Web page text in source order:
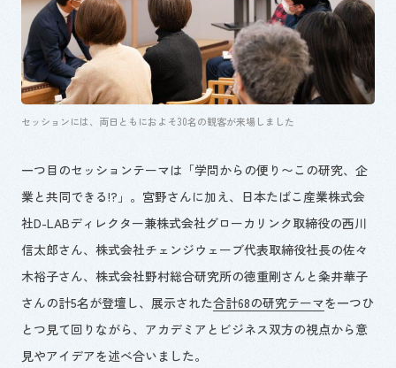
セッションには、両日ともにおよそ30名の観客が来場しました
一つ目のセッションテーマは「学問からの便り〜この研究、企
業と共同できる!? 」。宮野さんに加え、日本たばこ産業株式会
社D-LABディレクター兼株式会社グローカリンク取締役の西川
信太郎さん、株式会社チェンジウェーブ代表取締役社長の佐々
木裕子さん、株式会社野村総合研究所の徳重剛さんと粂井華子
さんの計5名が登壇し、展示された合計68の研究テーマを一つひ
とつ見て回りながら、アカデミアとビジネス双方の視点から意
見やアイデアを述べ合いました。